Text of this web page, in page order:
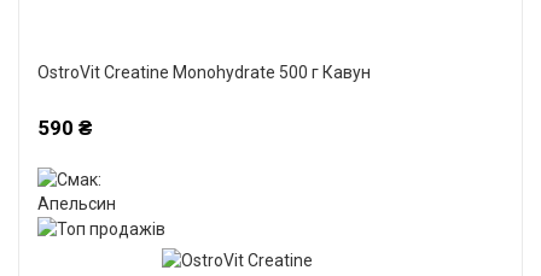
OstroVit Creatine Monohydrate 500 г Кавун
590 ₴